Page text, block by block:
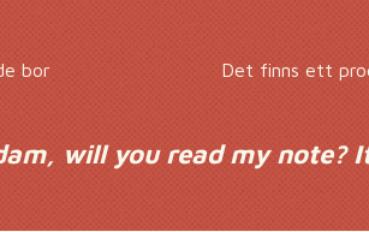
bor Det finns ett
will you read my note?